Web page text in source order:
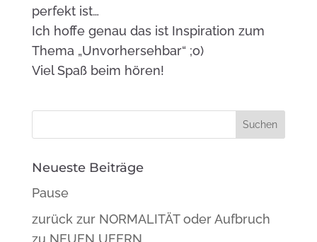
perfekt ist…
Ich hoffe genau das ist Inspiration zum
Thema „Unvorhersehbar“ ;o)
Viel Spaß beim hören!
Neueste Beiträge
Pause
zurück zur NORMALITÄT oder Aufbruch